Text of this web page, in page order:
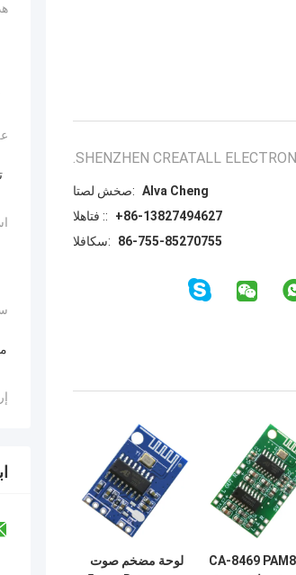
SHENZHEN CREATALL
اتصل شخص: Alva Cheng
الهاتف ::
+86-13827494627
الفاكس:
86-755-85270755
CA-8469
لوحة مضخم صوت